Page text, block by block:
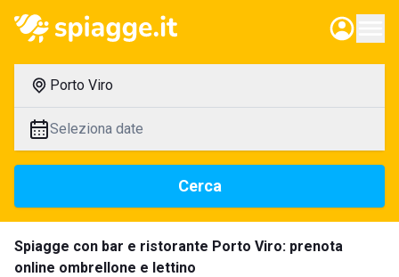
Porto Viro
Seleziona date
Cerca
Spiagge con bar e ristorante Porto Viro: prenota
online ombrellone e lettino